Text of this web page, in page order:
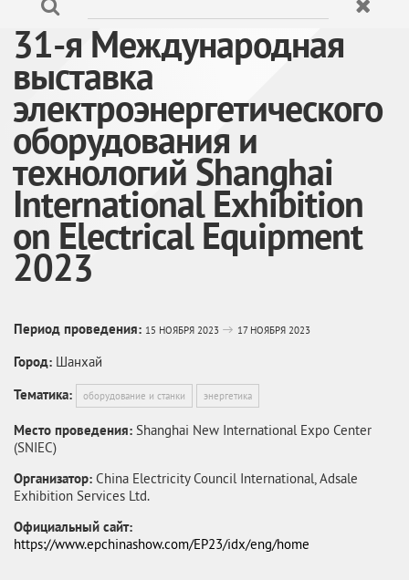
31-я Международная
выставка
электроэнергетического
оборудования и
технологий Shanghai
International Exhibition
on Electrical Equipment
2023
Период проведения: 15 НОЯБРЯ 2023 17 НОЯБРЯ 2023
Город: Шанхай
Тематика:
оборудование и станки энергетика
Место проведения: Shanghai New International Expo Center
(SNIEC)
Организатор: China Electricity Council International, Adsale
Exhibition Services Ltd.
Официальный сайт:
https://www.epchinashow.com/EP23/idx/eng/home